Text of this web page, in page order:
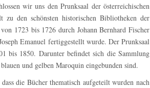
wir uns den Prunksaal der österreichischen
zu den schönsten historischen Bibliotheken der
1723 bis 1726 durch Johann Bernhard Fischer
Emanuel fertiggestellt wurde. Der Prunksaal
bis 1850. Darunter befindet sich die Sammlung
und gelben Maroquin eingebunden sind.
die Bücher thematisch aufgeteilt wurden nach